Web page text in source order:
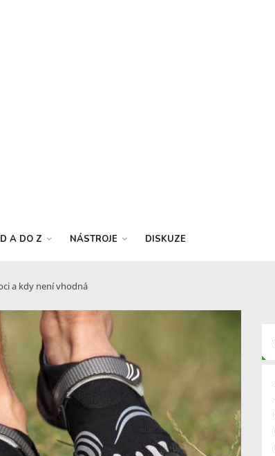
A DO Z NÁSTROJE DISKUZE
a kdy není vhodná